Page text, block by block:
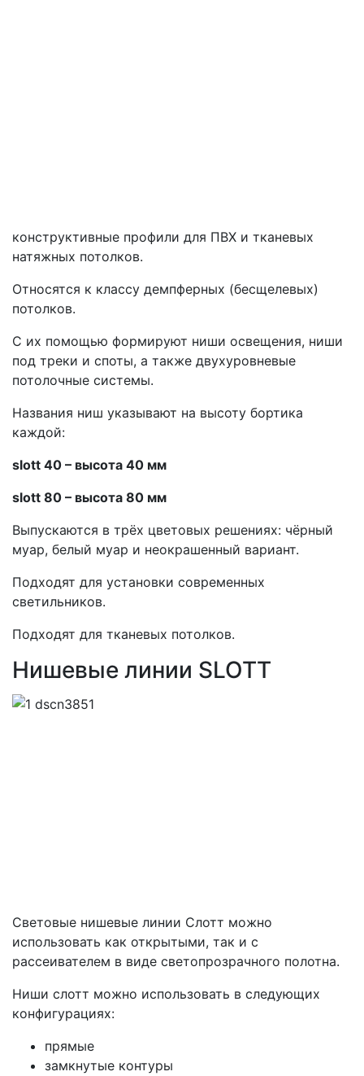
конструктивные профили для ПВХ и тканевых
натяжных потолков.
Относятся к классу демпферных (бесщелевых)
потолков.
С их помощью формируют ниши освещения, ниши
под треки и споты, а также двухуровневые
потолочные системы.
Названия ниш указывают на высоту бортика
каждой:
slott 40 – высота 40 мм
slott 80 – высота 80 мм
Выпускаются в трёх цветовых решениях: чёрный
муар, белый муар и неокрашенный вариант.
Подходят для установки современных
светильников.
Подходят для тканевых потолков.
Нишевые линии SLOTT
Световые нишевые линии Слотт можно
использовать как открытыми, так и с
рассеивателем в виде светопрозрачного полотна.
Ниши слотт можно использовать в следующих
конфигурациях:
прямые
замкнутые контуры